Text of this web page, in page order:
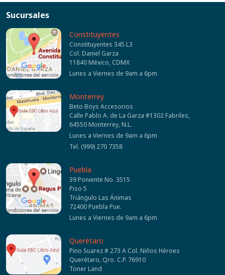
Sucursales
Constituyentes
Constituyentes 345 L3
Col. Daniel Garza
11840 México, CDMX
Lunes a Viernes de 9am a 6pm
Monterrey
Beto Boys Accesorios
Calle Pablo A. de La Garza #1302 Fabriles,
64550 Monterrey, N.L.
Lunes a Viernes de 9am a 6pm
Tel. (999) 270 7358
Puebla
39 Poniente No. 3515
Piso 5
Triángulo Las Ánimas
72400 Puebla Pue.
Lunes a Viernes de 9am a 6pm
Querétaro
Pino Suarez # 273 A Col. Niños Héroes
Querétaro, Qro. C.P. 76910
Toner Land